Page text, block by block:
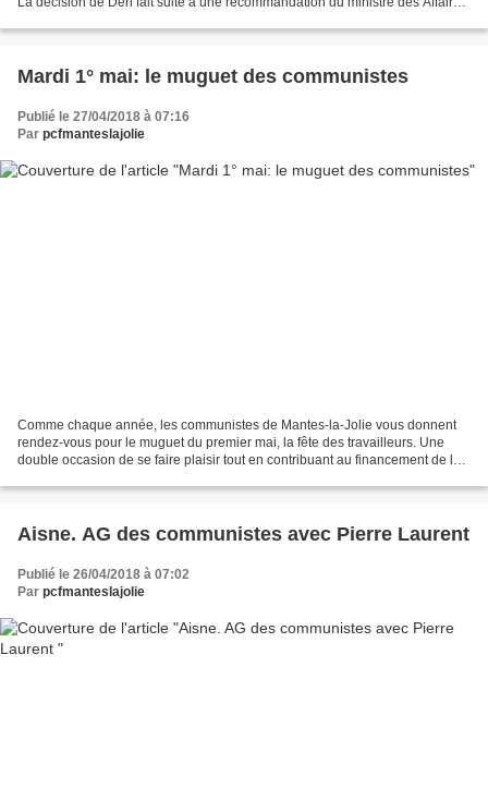
Mardi 1° mai: le muguet des communistes
Publié le 27/04/2018 à 07:16
Par pcfmanteslajolie
Comme chaque année, les communistes de Mantes-la-Jolie vous donnent
rendez-vous pour le muguet du premier mai, la fête des travailleurs. Une
double occasion de se faire plaisir tout en contribuant au financement de la
Aisne. AG des communistes avec Pierre Laurent
Publié le 26/04/2018 à 07:02
Par pcfmanteslajolie